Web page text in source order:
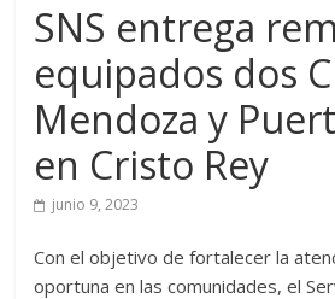
SNS entrega
equipados dos
Mendoza y
en Cristo Rey
junio 9, 2023
Con el objetivo de fortalecer la
oportuna en las comunidades, el